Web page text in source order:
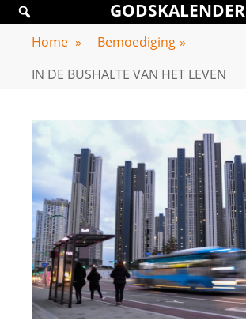
Skip
content
GODSKALENDER
GODSKALENDER
Home » Bemoediging »
IN DE BUSHALTE VAN HET LEVEN